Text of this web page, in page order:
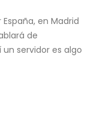
en Madrid
de
servidor es algo